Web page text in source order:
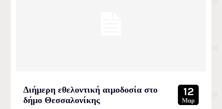
Διήμερη εθελοντική αιμοδοσία στο
δήμο Θεσσαλονίκης
12
Μαρ